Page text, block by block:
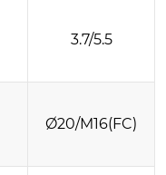
3.7/5.5
Ø20/M16(FC)